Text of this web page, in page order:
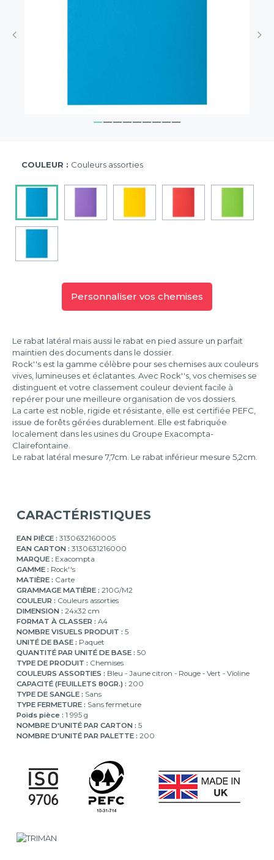
COULEUR : Couleurs assorties
Personnaliser vos chemises
Le rabat latéral mais aussi le rabat en pied assure un parfait
maintien des documents dans le dossier.
Rock''s est la gamme célèbre pour ses chemises aux couleurs
vives, lumineuses et éclatantes. Avec Rock''s, vos chemises se
distinguent et votre classement couleur devient facile à
repérer pour une meilleure organisation de vos dossiers.
La carte est noble, rigide et résistante, elle est certifiée PEFC,
issue de forêts gérées durablement. Elle est fabriquée
localement dans les usines du Groupe Exacompta-
Clairefontaine.
Le rabat latéral mesure 7,7cm. Le rabat inférieur mesure 5,2cm.
CARACTÉRISTIQUES
EAN PIÈCE : 3130632160005
EAN CARTON : 3130631216000
MARQUE : Exacompta
GAMME : Rock''s
MATIÈRE : Carte
GRAMMAGE MATIÈRE : 210G/M2
COULEUR : Couleurs assorties
DIMENSION : 24x32 cm
FORMAT À CLASSER : A4
NOMBRE VISUELS PRODUIT : 5
UNITÉ DE BASE : Paquet
QUANTITÉ PAR UNITÉ DE BASE : 50
TYPE DE PRODUIT : Chemises
COULEURS ASSORTIES : Bleu - Jaune citron - Rouge - Vert - Violine
CAPACITÉ (FEUILLETS 80GR.) : 200
TYPE DE SANGLE : Sans
TYPE FERMETURE : Sans fermeture
Poids pièce : 1 995 g
NOMBRE D'UNITÉ PAR CARTON : 5
NOMBRE D'UNITÉ PAR PALETTE : 200